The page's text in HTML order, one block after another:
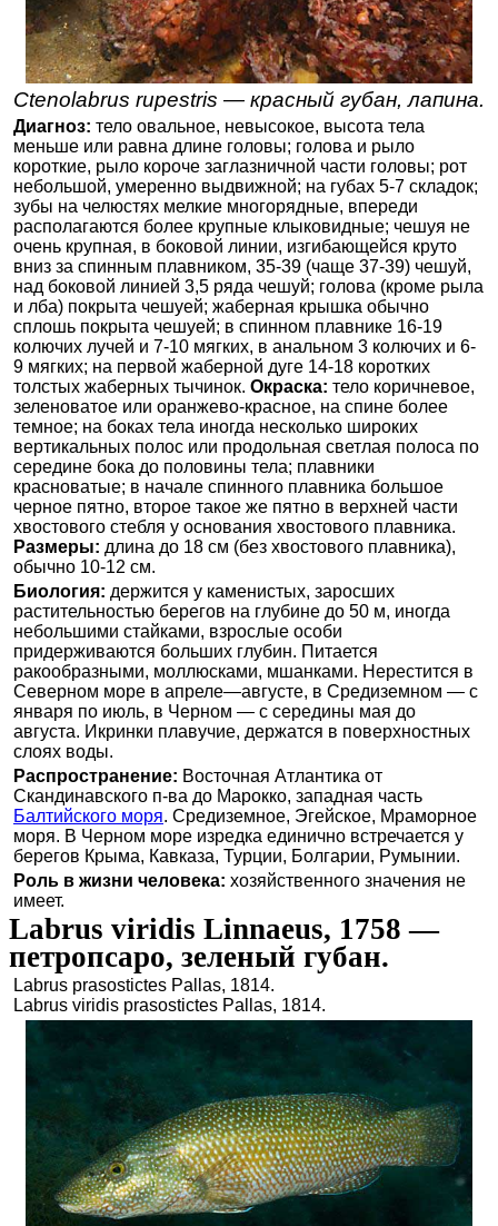
Ctenolabrus rupestris — красный губан, лапина.
Диагноз: тело овальное, невысокое, высота тела
меньше или равна длине головы; голова и рыло
короткие, рыло короче заглазничной части головы; рот
небольшой, умеренно выдвижной; на губах 5-7 складок;
зубы на челюстях мелкие многорядные, впереди
располагаются более крупные клыковидные; чешуя не
очень крупная, в боковой линии, изгибающейся круто
вниз за спинным плавником, 35-39 (чаще 37-39) чешуй,
над боковой линией 3,5 ряда чешуй; голова (кроме рыла
и лба) покрыта чешуей; жаберная крышка обычно
сплошь покрыта чешуей; в спинном плавнике 16-19
колючих лучей и 7-10 мягких, в анальном 3 колючих и 6-
9 мягких; на первой жаберной дуге 14-18 коротких
толстых жаберных тычинок. Окраска: тело коричневое,
зеленоватое или оранжево-красное, на спине более
темное; на боках тела иногда несколько широких
вертикальных полос или продольная светлая полоса по
середине бока до половины тела; плавники
красноватые; в начале спинного плавника большое
черное пятно, второе такое же пятно в верхней части
хвостового стебля у основания хвостового плавника.
Размеры: длина до 18 см (без хвостового плавника),
обычно 10-12 см.
Биология: держится у каменистых, заросших
растительностью берегов на глубине до 50 м, иногда
небольшими стайками, взрослые особи
придерживаются больших глубин. Питается
ракообразными, моллюсками, мшанками. Нерестится в
Северном море в апреле—августе, в Средиземном — с
января по июль, в Черном — с середины мая до
августа. Икринки плавучие, держатся в поверхностных
слоях воды.
Распространение: Восточная Атлантика от
Скандинавского п-ва до Марокко, западная часть
Балтийского моря. Средиземное, Эгейское, Мраморное
моря. В Черном море изредка единично встречается у
берегов Крыма, Кавказа, Турции, Болгарии, Румынии.
Роль в жизни человека: хозяйственного значения не
имеет.
Labrus viridis Linnaeus, 1758 —
петропсаро, зеленый губан.
Labrus prasostictes Pallas, 1814.
Labrus viridis prasostictes Pallas, 1814.